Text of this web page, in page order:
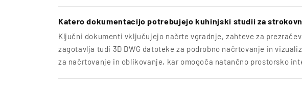
Katero dokumentacijo potrebujejo kuhinjski studii za
Ključni dokumenti vključujejo načrte vgradnje, zahteve za
zagotavlja tudi 3D DWG datoteke za podrobno načrtovanje in
za načrtovanje in oblikovanje, kar omogoča natančno prostorsko